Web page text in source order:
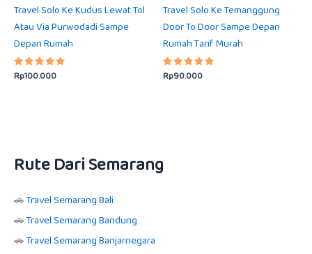
Travel Solo Ke Kudus Lewat Tol
Atau Via Purwodadi Sampe
Depan Rumah
Dinilai
5.00
Rp100.000
Travel Solo Ke Temanggung
Door To Door Sampe Depan
Rumah Tarif Murah
Dinilai
5.00
Rp90.000
Rute Dari Semarang
🚗Travel Semarang Bali
🚗Travel Semarang Bandung
🚗Travel Semarang Banjarnegara